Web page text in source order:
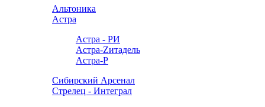
Альтоника
Астра
Астра - РИ
Астра-Zитадель
Астра-Р
Сибирский Арсенал
Стрелец - Интеграл